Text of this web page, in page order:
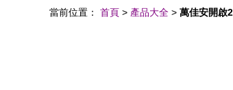
當前位置： 首頁 > 產品大全 > 萬佳安開啟